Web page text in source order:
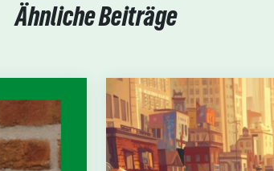
Ähnliche Beiträge